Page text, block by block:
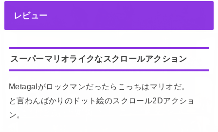
レビュー
スーパーマリオライクなスクロールアクション
Metagalがロックマンだったらこっちはマリオだ。
と言わんばかりのドット絵のスクロール2Dアクショ
ン。